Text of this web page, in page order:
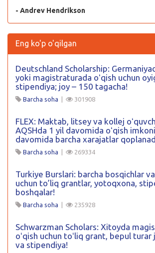
- Andrev Hendrikson
Eng ko'p o'qilgan
Deutschland Scholarship:
yoki magistraturada oʻqish uchun
stipendiya; joy – 150 tagacha!
Barcha soha | 301908
FLEX: Maktab, litsey va kollej
AQSHda 1 yil davomida oʻqish
davomida barcha xarajatlar
Barcha soha | 269334
Turkiye Burslari: barcha bosqichlar
uchun to’liq grantlar, yotoqxona,
boshqalar!
Barcha soha | 235928
Schwarzman Scholars: Xitoyda
oʻqish uchun toʻliq grant, bepul turar
va stipendiya!